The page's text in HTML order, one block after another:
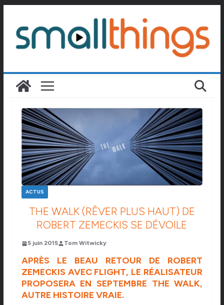
contenu
ACTUS
THE WALK (RÊVER PLUS HAUT) DE
ROBERT ZEMECKIS SE DÉVOILE
5 juin 2015 Tom Witwicky
APRÈS LE BEAU RETOUR DE ROBERT
ZEMECKIS AVEC FLIGHT, LE RÉALISATEUR
PROPOSERA EN SEPTEMBRE THE WALK,
AUTRE HISTOIRE VRAIE.